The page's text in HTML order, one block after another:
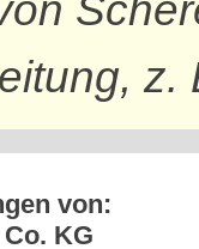
z.
von:
KG